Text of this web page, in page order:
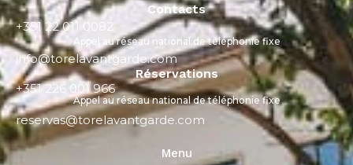
Contacts
+351 22 011 0082
Appel au réseau national de téléphonie fixe
info@torelavantgarde.com
Réservations
+351 226 001 966
Appel au réseau national de téléphonie fixe
reservas@torelavantgarde.com
Menu